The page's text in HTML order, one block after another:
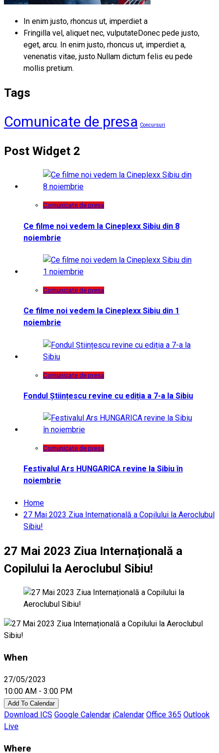
In enim justo, rhoncus ut, imperdiet a
Fringilla vel, aliquet nec, vulputateDonec pede justo,
eget, arcu. In enim justo, rhoncus ut, imperdiet a,
venenatis vitae, justo.Nullam dictum felis eu pede
mollis pretium.
Tags
Comunicate de presa Concursuri
Post Widget 2
Comunicate de presa
Ce filme noi vedem la Cineplexx Sibiu din 8
noiembrie
Comunicate de presa
Ce filme noi vedem la Cineplexx Sibiu din 1
noiembrie
Comunicate de presa
Fondul Științescu revine cu ediția a 7-a la Sibiu
Comunicate de presa
Festivalul Ars HUNGARICA revine la Sibiu în
noiembrie
Home
27 Mai 2023 Ziua Internațională a Copilului la Aeroclubul
Sibiu!
27 Mai 2023 Ziua Internațională a
Copilului la Aeroclubul Sibiu!
When
27/05/2023
10:00 AM - 3:00 PM
Add To Calendar
Download ICS Google Calendar iCalendar Office 365 Outlook
Live
Where